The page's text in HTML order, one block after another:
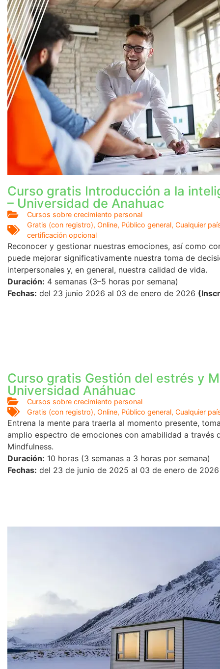
Curso gratis Introducción a la
– Universidad de Anahuac
Cursos sobre crecimiento personal
Gratis (con registro), Online, Público general, Cualquier
certificación opcional
Reconocer y gestionar nuestras emociones, así como
puede mejorar significativamente nuestra toma de
interpersonales y, en general, nuestra calidad de vida.
Duración: 4 semanas (3–5 horas por semana)
Fechas: del 23 junio 2026 al 03 de enero de 2026
Curso gratis Gestión del estrés y
Universidad Anáhuac
Cursos sobre crecimiento personal
Gratis (con registro), Online, Público general, Cualquier
Entrena la mente para traerla al momento presente,
amplio espectro de emociones con amabilidad a través
Mindfulness.
Duración: 10 horas (3 semanas a 3 horas por semana)
Fechas: del 23 de junio de 2025 al 03 de enero de